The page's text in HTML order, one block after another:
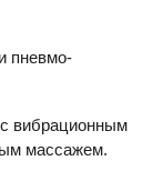
пневмо-
вибрационным
массажем.